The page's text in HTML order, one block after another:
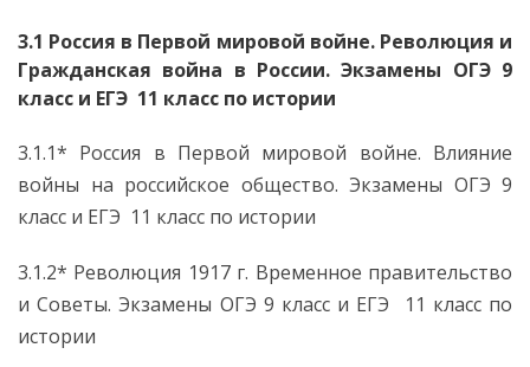
3.1 Россия в Первой мировой войне. Революция и
Гражданская война в России. Экзамены ОГЭ 9
класс и ЕГЭ 11 класс по истории
3.1.1* Россия в Первой мировой войне. Влияние
войны на российское общество. Экзамены ОГЭ 9
класс и ЕГЭ 11 класс по истории
3.1.2* Революция 1917 г. Временное правительство
и Советы. Экзамены ОГЭ 9 класс и ЕГЭ 11 класс по
истории